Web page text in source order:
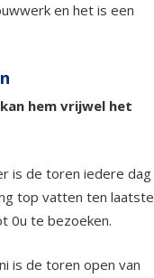
en het is een
hem vrijwel het
is de toren iedere dag
top vatten ten laatste
0u te bezoeken.
is de toren open van